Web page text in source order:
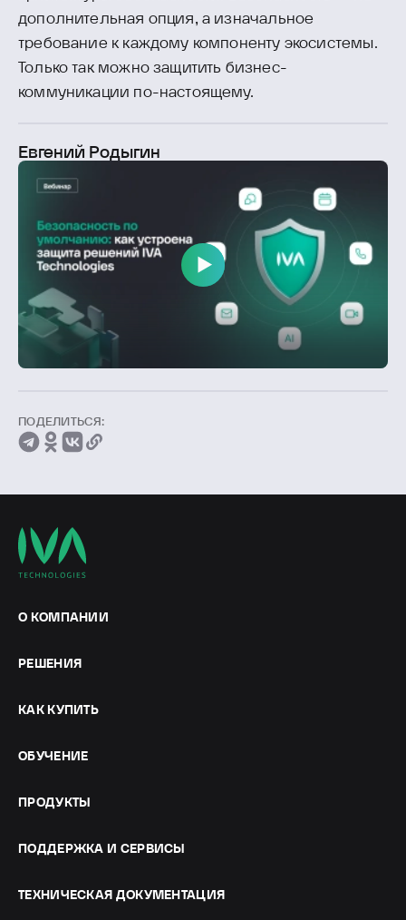
дополнительная опция, а изначальное
требование к каждому компоненту экосистемы.
Только так можно защитить бизнес-
коммуникации по-настоящему.
Евгений Родыгин
ПОДЕЛИТЬСЯ:
О КОМПАНИИ
РЕШЕНИЯ
КАК КУПИТЬ
ОБУЧЕНИЕ
ПРОДУКТЫ
ПОДДЕРЖКА И СЕРВИСЫ
ТЕХНИЧЕСКАЯ ДОКУМЕНТАЦИЯ